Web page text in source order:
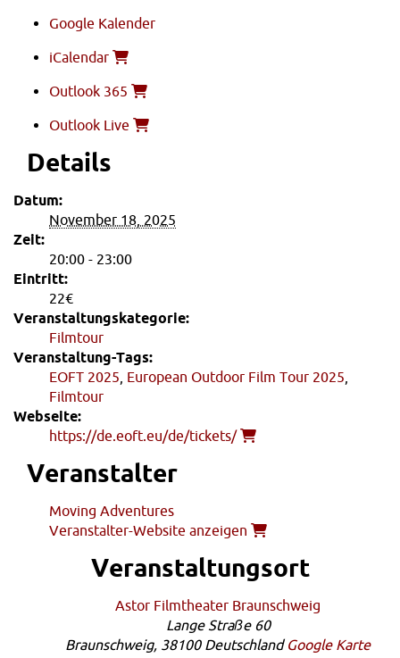
Google Kalender
iCalendar
Outlook 365
Outlook Live
Details
Datum:
November 18, 2025
Zeit:
20:00 - 23:00
Eintritt:
22€
Veranstaltungskategorie:
Filmtour
Veranstaltung-Tags:
EOFT 2025 European Outdoor Film Tour 2025
Filmtour
Webseite:
https://de.eoft.eu/de/tickets/
Veranstalter
Moving Adventures
Veranstalter-Website anzeigen
Veranstaltungsort
Astor Filmtheater Braunschweig
Lange Straße 60
Braunschweig, 38100 Deutschland Google Karte